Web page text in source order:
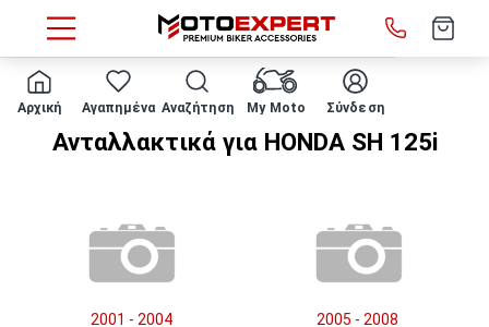
Αρχική Αγαπημένα Αναζήτηση My Moto Σύνδεση
HOME Μάρκα/μοντέλο HONDA SH 125i
Ανταλλακτικά για HONDA SH 125i
2001 - 2004 2005 - 2008